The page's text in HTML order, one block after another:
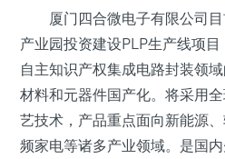
厦门四合微电子有限公司
产业园投资建设PLP生产线项
自主知识产权集成电路封装领
材料和元器件国产化。将采用
艺技术，产品重点面向新能源
频家电等诸多产业领域。是国